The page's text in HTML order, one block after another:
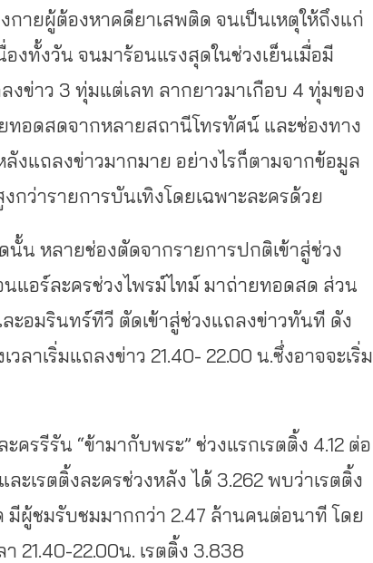
ายผู้ต้องหาคดียาเสพติด จนเป็นเหตุให้ถึงแก่
งทั้งวัน จนมาร้อนแรงสุดในช่วงเย็นเมื่อมี
ข่าว 3 ทุ่มแต่เลท ลากยาวมาเกือบ 4 ทุ่มของ
ทอดสดจากหลายสถานีโทรทัศน์ และช่องทาง
แถลงข่าวมากมาย อย่างไรก็ตามจากข้อมูล
ว่ารายการบันเทิงโดยเฉพาะละครด้วย
น หลายช่องตัดจากรายการปกติเข้าสู่ช่วง
แอร์ละครช่วงไพรม์ไทม์ มาถ่ายทอดสด ส่วน
ะอมรินทร์ทีวี ตัดเข้าสู่ช่วงแถลงข่าวทันที ดัง
ลาเริ่มแถลงข่าว 21.40- 22.00 น.ซึ่งอาจจะเริ่ม
รรีรัน “ข้ามากับพระ” ช่วงแรกเรตติ้ง 4.12 ต่อ
ะเรตติ้งละครช่วงหลัง ได้ 3.262 พบว่าเรตติ้ง
ผู้ชมรับชมมากกว่า 2.47 ล้านคนต่อนาที โดย
21.40-22.00น. เรตติ้ง 3.838